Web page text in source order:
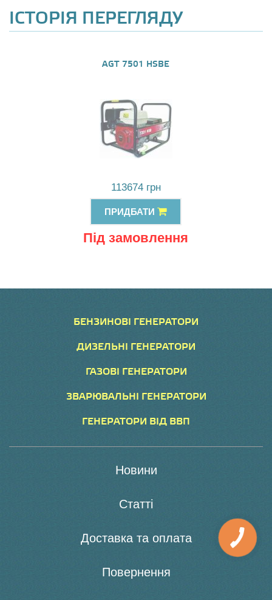
ІСТОРІЯ ПЕРЕГЛЯДУ
AGT 7501 HSBE
113674 грн
ПРИДБАТИ
Під замовлення
БЕНЗИНОВІ ГЕНЕРАТОРИ
ДИЗЕЛЬНІ ГЕНЕРАТОРИ
ГАЗОВІ ГЕНЕРАТОРИ
ЗВАРЮВАЛЬНІ ГЕНЕРАТОРИ
ГЕНЕРАТОРИ ВІД ВВП
Новини
Статті
Доставка та оплата
Повернення